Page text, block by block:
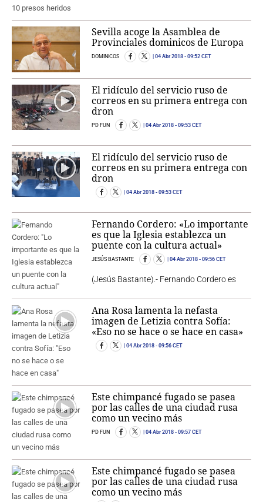
Sevilla acoge la Asamblea de
Provinciales dominicos de Europa
DOMINICOS 04 Abr 2018 - 09:52 CET
El ridículo del servicio ruso de
correos en su primera entrega con
dron
PD FUN 04 Abr 2018 - 09:53 CET
El ridículo del servicio ruso de
correos en su primera entrega con
dron
04 Abr 2018 - 09:53 CET
Fernando Cordero: «Lo importante
es que la Iglesia establezca un
puente con la cultura actual»
JESÚS BASTANTE 04 Abr 2018 - 09:56 CET
(Jesús Bastante).- Fernando Cordero es
Ana Rosa lamenta la nefasta
imagen de Letizia contra Sofía:
«Eso no se hace o se hace en casa»
04 Abr 2018 - 09:56 CET
Este chimpancé fugado se pasea
por las calles de una ciudad rusa
como un vecino más
PD FUN 04 Abr 2018 - 09:57 CET
Este chimpancé fugado se pasea
por las calles de una ciudad rusa
como un vecino más